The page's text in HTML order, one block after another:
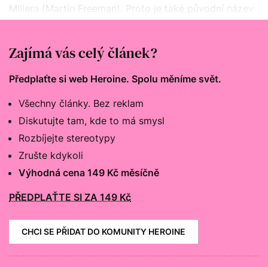
Millera (Martin Freeman). Proto je také původní název
Premiantky stejně přímočarý jako vše ostatní ve filmu
Zajímá vás celý článek?
Předplaťte si web Heroine. Spolu měníme svět.
Všechny články. Bez reklam
Diskutujte tam, kde to má smysl
Rozbíjejte stereotypy
Zrušte kdykoli
Výhodná cena 149 Kč měsíčně
PŘEDPLAŤTE SI ZA 149 Kč
CHCI SE PŘIDAT DO KOMUNITY HEROINE